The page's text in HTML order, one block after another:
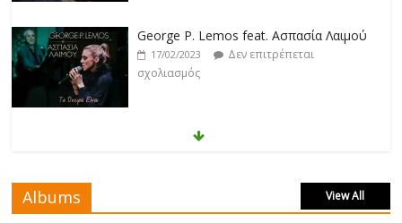
George P. Lemos feat. Ασπασία Λαιμού
17/02/2023
Δεν επιτρέπεται
σχολιασμός
Μάριος Δαρβίρας
Albums View All